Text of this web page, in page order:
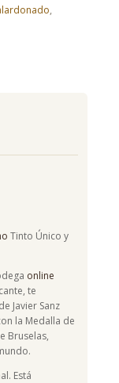
,
Tinto Único y
online
te
Javier Sanz
la Medalla de
Bruselas,
Está